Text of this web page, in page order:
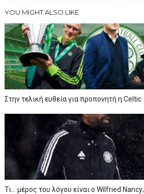
YOU MIGHT ALSO LIKE
Στην τελική ευθεία για προπονητή η Celtic
Τι… μέρος του λόγου είναι ο Wilfried Nancy;